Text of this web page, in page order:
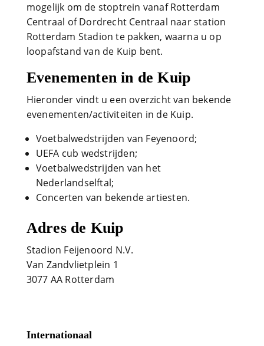
mogelijk om de stoptrein vanaf Rotterdam
Centraal of Dordrecht Centraal naar station
Rotterdam Stadion te pakken, waarna u op
loopafstand van de Kuip bent.
Evenementen in de Kuip
Hieronder vindt u een overzicht van bekende
evenementen/activiteiten in de Kuip.
Voetbalwedstrijden van Feyenoord;
UEFA cub wedstrijden;
Voetbalwedstrijden van het
Nederlandselftal;
Concerten van bekende artiesten.
Adres de Kuip
Stadion Feijenoord N.V.
Van Zandvlietplein 1
3077 AA Rotterdam
Internationaal